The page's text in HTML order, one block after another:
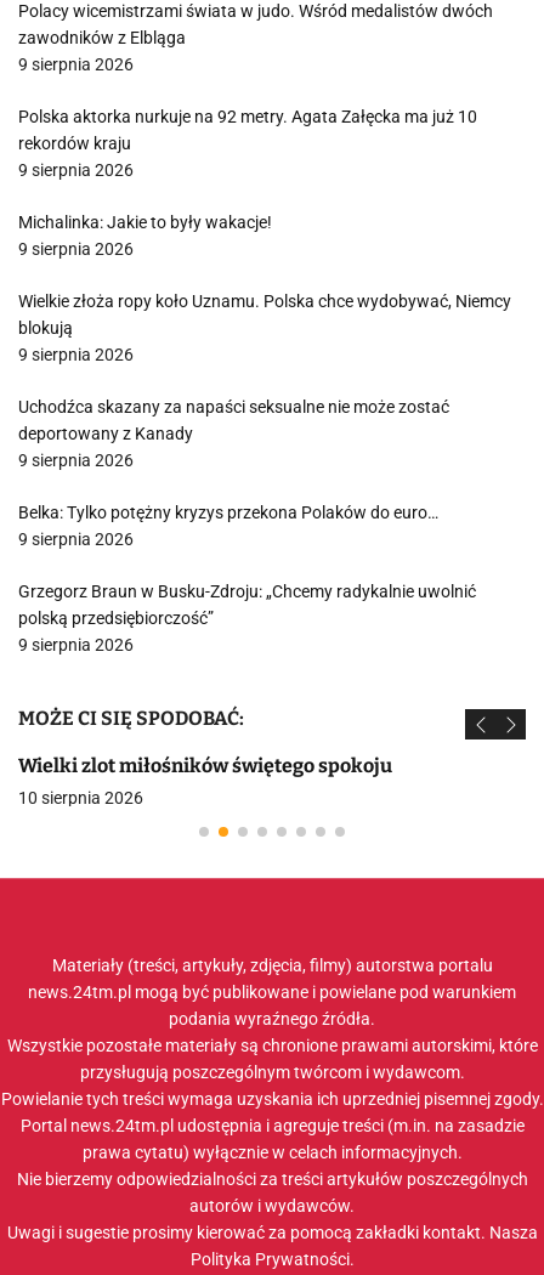
Polacy wicemistrzami świata w judo. Wśród medalistów dwóch
zawodników z Elbląga
9 sierpnia 2026
Polska aktorka nurkuje na 92 metry. Agata Załęcka ma już 10
rekordów kraju
9 sierpnia 2026
Michalinka: Jakie to były wakacje!
9 sierpnia 2026
Wielkie złoża ropy koło Uznamu. Polska chce wydobywać, Niemcy
blokują
9 sierpnia 2026
Uchodźca skazany za napaści seksualne nie może zostać
deportowany z Kanady
9 sierpnia 2026
Belka: Tylko potężny kryzys przekona Polaków do euro…
9 sierpnia 2026
Grzegorz Braun w Busku-Zdroju: „Chcemy radykalnie uwolnić
polską przedsiębiorczość”
9 sierpnia 2026
MOŻE CI SIĘ SPODOBAĆ:
Wielki zlot miłośników świętego spokoju
10 sierpnia 2026
Materiały (treści, artykuły, zdjęcia, filmy) autorstwa portalu
news.24tm.pl mogą być publikowane i powielane pod warunkiem
podania wyraźnego źródła.
Wszystkie pozostałe materiały są chronione prawami autorskimi, które
przysługują poszczególnym twórcom i wydawcom.
Powielanie tych treści wymaga uzyskania ich uprzedniej pisemnej zgody.
Portal news.24tm.pl udostępnia i agreguje treści (m.in. na zasadzie
prawa cytatu) wyłącznie w celach informacyjnych.
Nie bierzemy odpowiedzialności za treści artykułów poszczególnych
autorów i wydawców.
Uwagi i sugestie prosimy kierować za pomocą zakładki kontakt. Nasza
Polityka Prywatności.